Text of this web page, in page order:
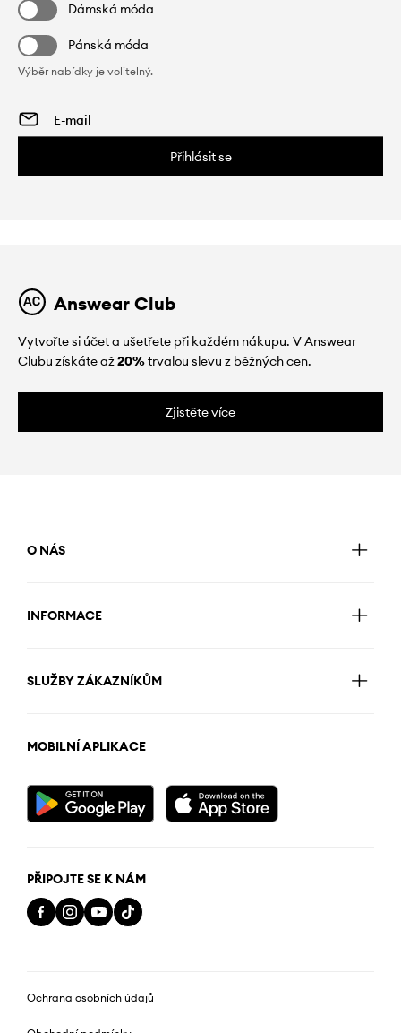
Dámská móda
Pánská móda
Výběr nabídky je volitelný.
Přihlásit se
Answear Club
Vytvořte si účet a ušetřete při každém nákupu. V Answear
Clubu získáte až20%trvalou slevu z běžných cen.
Zjistěte více
O NÁS
INFORMACE
SLUŽBY ZÁKAZNÍKŮM
MOBILNÍ APLIKACE
PŘIPOJTE SE K NÁM
Ochrana osobních údajů